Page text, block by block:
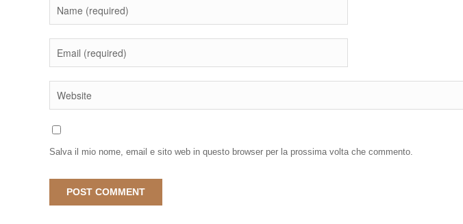
Salva il mio nome, email e sito web in questo browser per la prossima volta che commento.